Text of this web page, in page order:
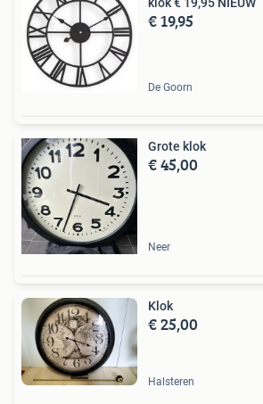
€ 19,95
De Goorn
Grote klok
€ 45,00
Neer
Klok
€ 25,00
Halsteren